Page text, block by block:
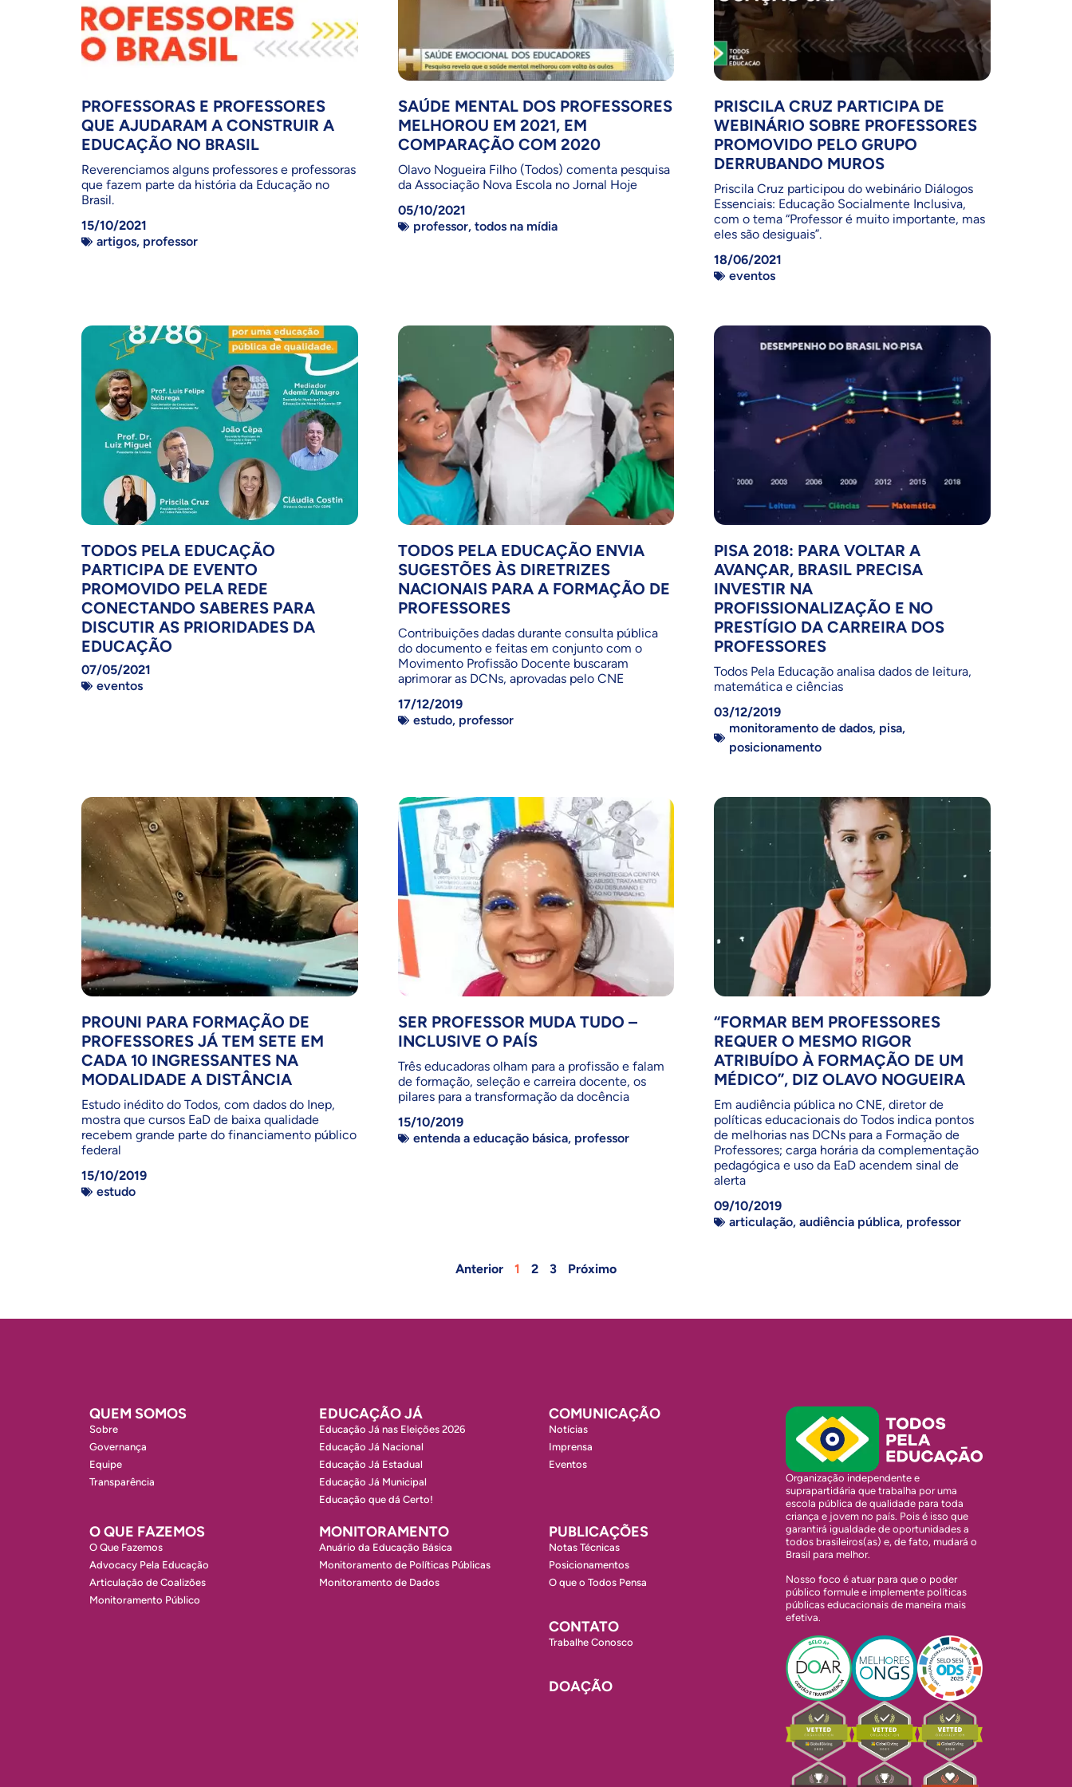
PROFESSORAS E PROFESSORES
QUE AJUDARAM A CONSTRUIR A
EDUCAÇÃO NO BRASIL
Reverenciamos alguns professores e professoras
que fazem parte da história da Educação no
Brasil.
15/10/2021
artigos, professor
SAÚDE MENTAL DOS PROFESSORES
MELHOROU EM 2021, EM
COMPARAÇÃO COM 2020
Olavo Nogueira Filho (Todos) comenta pesquisa
da Associação Nova Escola no Jornal Hoje
05/10/2021
professor, todos na mídia
PRISCILA CRUZ PARTICIPA DE
WEBINÁRIO SOBRE PROFESSORES
PROMOVIDO PELO GRUPO
DERRUBANDO MUROS
Priscila Cruz participou do webinário Diálogos
Essenciais: Educação Socialmente Inclusiva,
com o tema “Professor é muito importante, mas
eles são desiguais”.
18/06/2021
eventos
TODOS PELA EDUCAÇÃO
PARTICIPA DE EVENTO
PROMOVIDO PELA REDE
CONECTANDO SABERES PARA
DISCUTIR AS PRIORIDADES DA
EDUCAÇÃO
07/05/2021
eventos
TODOS PELA EDUCAÇÃO ENVIA
SUGESTÕES ÀS DIRETRIZES
NACIONAIS PARA A FORMAÇÃO DE
PROFESSORES
Contribuições dadas durante consulta pública
do documento e feitas em conjunto com o
Movimento Profissão Docente buscaram
aprimorar as DCNs, aprovadas pelo CNE
17/12/2019
estudo, professor
PISA 2018: PARA VOLTAR A
AVANÇAR, BRASIL PRECISA
INVESTIR NA
PROFISSIONALIZAÇÃO E NO
PRESTÍGIO DA CARREIRA DOS
PROFESSORES
Todos Pela Educação analisa dados de leitura,
matemática e ciências
03/12/2019
monitoramento de dados, pisa,
posicionamento
PROUNI PARA FORMAÇÃO DE
PROFESSORES JÁ TEM SETE EM
CADA 10 INGRESSANTES NA
MODALIDADE A DISTÂNCIA
Estudo inédito do Todos, com dados do Inep,
mostra que cursos EaD de baixa qualidade
recebem grande parte do financiamento público
federal
15/10/2019
estudo
SER PROFESSOR MUDA TUDO –
INCLUSIVE O PAÍS
Três educadoras olham para a profissão e falam
de formação, seleção e carreira docente, os
pilares para a transformação da docência
15/10/2019
entenda a educação básica, professor
“FORMAR BEM PROFESSORES
REQUER O MESMO RIGOR
ATRIBUÍDO À FORMAÇÃO DE UM
MÉDICO”, DIZ OLAVO NOGUEIRA
Em audiência pública no CNE, diretor de
políticas educacionais do Todos indica pontos
de melhorias nas DCNs para a Formação de
Professores; carga horária da complementação
pedagógica e uso da EaD acendem sinal de
alerta
09/10/2019
articulação,audiência pública, professor
Anterior 1 2 3 Próximo
QUEM SOMOS
Sobre
Governança
Equipe
Transparência
EDUCAÇÃO JÁ
Educação Já nas Eleições 2026
Educação Já Nacional
Educação Já Estadual
Educação Já Municipal
Educação que dá Certo!
COMUNICAÇÃO
Notícias
Imprensa
Eventos
O QUE FAZEMOS
O Que Fazemos
Advocacy Pela Educação
Articulação de Coalizões
Monitoramento Público
MONITORAMENTO
Anuário da Educação Básica
Monitoramento de Políticas Públicas
Monitoramento de Dados
PUBLICAÇÕES
Notas Técnicas
Posicionamentos
O que o Todos Pensa
CONTATO
Trabalhe Conosco
DOAÇÃO
Organização independente e
suprapartidária que trabalha por uma
escola pública de qualidade para toda
criança e jovem no país. Pois é isso que
garantirá igualdade de oportunidades a
todos brasileiros(as) e, de fato, mudará o
Brasil para melhor.
Nosso foco é atuar para que o poder
público formule e implemente políticas
públicas educacionais de maneira mais
efetiva.